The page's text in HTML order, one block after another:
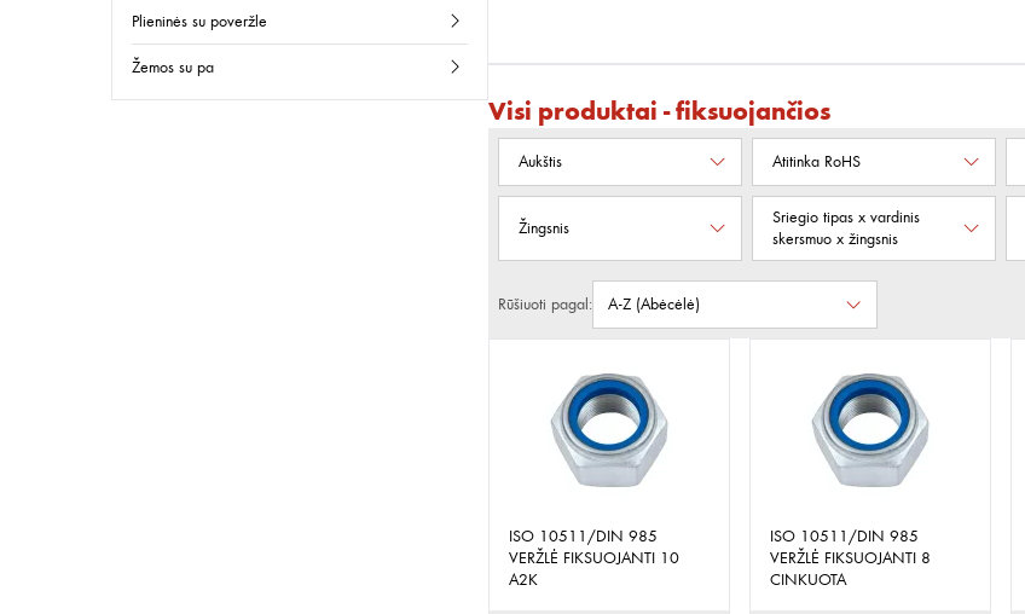
plieninės su poveržle
žemos su pa
Visi produktai - fiksuojančios
Aukštis Atitinka RoHS
Žingsnis
Sriegio tipas x vardinis
skersmuo x žingsnis
Rūšiuoti pagal:
ISO 10511/DIN 985
VERŽLĖ FIKSUOJANTI 10
A2K
ISO 10511/DIN 985
VERŽLĖ FIKSUOJANTI 8
CINKUOTA